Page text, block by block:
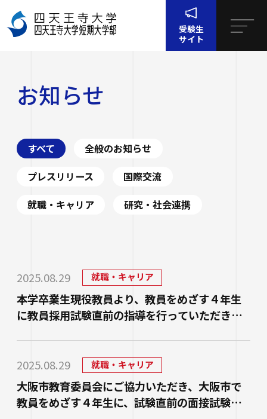
受験生
サイト
四天王寺大学について
学長挨拶
大学学章・ロゴ・学歌・応援歌
教育研究上の目的・3つのポリシー
情報公開
四天王寺大学の取り組み
大学・大学院・短大
文学部
教育学部
経営学部
人文社会学部（2023年度以前入学生）
学生生活
学費
奨学金
学生支援
クラブ・サークル紹介
就職・キャリア支援
キャリアセンター
教職教育推進センター
講座案内・行事予定
あべのハルカスサテライトキャンパス
研究・社会連携
学び
数理・データサイエンス・AI教育プログラム
高等教育推進センター
国際交流
国際交流
グローバル教育センター（ランゲージプラザi
-Talk）
留学体験VOICE
関連サイト
学校法人四天王寺学園
四天王寺高等学校／中学校
受験生の方
在学生の方
保護者の方
お知らせ
すべて
全般のお知らせ
プレスリリース
国際交流
就職・キャリア
研究・社会連携
2025.08.29 就職・キャリア
本学卒業生現役教員より、教員をめざす４年生
に教員採用試験直前の指導を行っていただきま
2025.08.29
就職・キャリア
大阪市教育委員会にご協力いただき、大阪市で
教員をめざす４年生に、試験直前の面接試験対